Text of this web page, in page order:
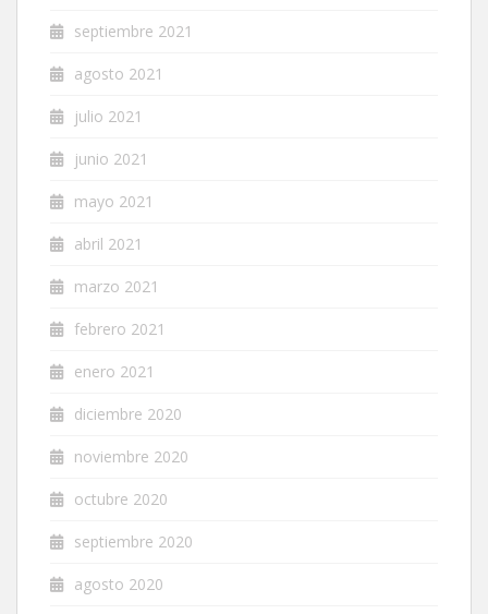
septiembre 2021
agosto 2021
julio 2021
junio 2021
mayo 2021
abril 2021
marzo 2021
febrero 2021
enero 2021
diciembre 2020
noviembre 2020
octubre 2020
septiembre 2020
agosto 2020